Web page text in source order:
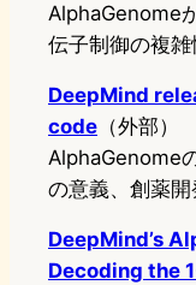
AlphaGenome
伝子制御の複
DeepMind
code （外部）
AlphaGenome
の意義、創薬
DeepMind’s
Decoding the